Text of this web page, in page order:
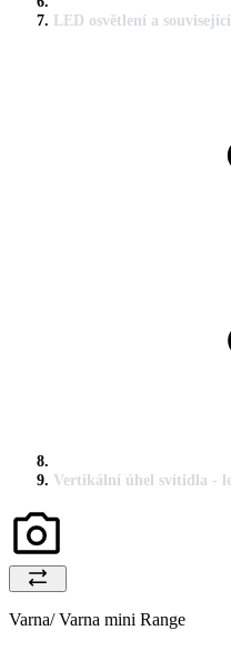
LED osvětlení a
Vertikální úhel svítidla -
Varna/ Varna mini Range